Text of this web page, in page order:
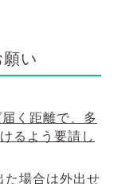
い
届く距離で、多
るよう要請し
た場合は外出せ